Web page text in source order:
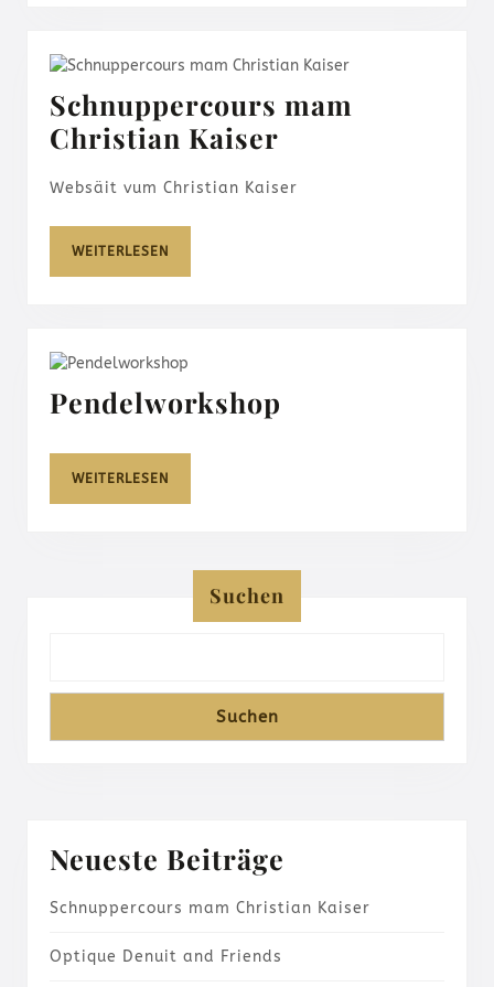
Schnuppercours mam
Christian Kaiser
Christian
Websäit vum Christian Kaiser
WEITERLESEN
Pendelworkshop
WEITERLESEN
Suchen
Suchen
Neueste Beiträge
Schnuppercours mam Christian Kaiser
Optique Denuit and Friends